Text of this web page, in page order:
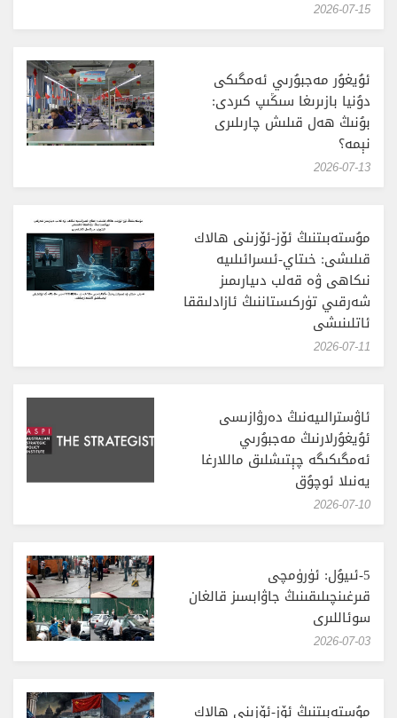
‎2026-07-15
ئۇيغۇر مەجبۇرىي ئەمگىكى
دۇنيا بازىرىغا سىڭىپ كىردى:
بۇنىڭ ھەل قىلىش چارىلىرى
نېمە؟
‎2026-07-13
مۇستەبىتنىڭ ئۆز-ئۆزىنى ھالاك
قىلىشى: خىتاي-ئىسرائىلىيە
نىكاھى ۋە قەلب دىيارىمىز
شەرقىي تۈركىستاننىڭ ئازادلىققا
ئاتلىنىشى
‎2026-07-11
ئاۋسترالىيەنىڭ دەرۋازىسى
ئۇيغۇرلارنىڭ مەجبۇرىي
ئەمگىكىگە چېتىشلىق ماللارغا
يەنىلا ئوچۇق
‎2026-07-10
5-ئىيۇل: ئۈرۈمچى
قىرغىنچىلىقىنىڭ جاۋابسىز قالغان
سوئاللىرى
‎2026-07-03
مۇستەبىتنىڭ ئۆز-ئۆزىنى ھالاك